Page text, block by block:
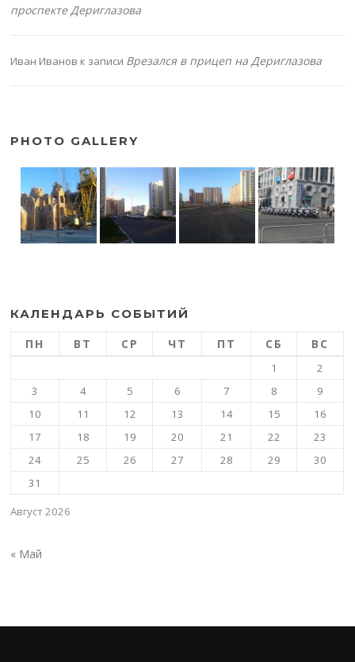
проспекте Дериглазова
Иван Иванов к записи Врезался в прицеп на Дериглазова
PHOTO GALLERY
КАЛЕНДАРЬ СОБЫТИЙ
Август 2026
ПН ВТ СР ЧТ ПТ СБ ВС
1
2
3
4 5 6 7 8
9
10
11 12 13 14 15
16
17
18 19 20 21 22
23
24
25 26 27 28 29
30
31
« Май